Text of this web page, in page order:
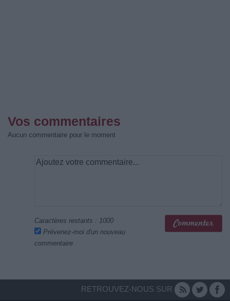
Vos commentaires
Aucun commentaire pour le moment
Caractères restants : 1000
Prévenez-moi d'un nouveau
commentaire
RETROUVEZ-NOUS SUR